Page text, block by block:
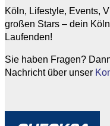
Köln, Lifestyle, Events,
großen Stars – dein
Laufenden!
Sie haben Fragen?
Nachricht über unser